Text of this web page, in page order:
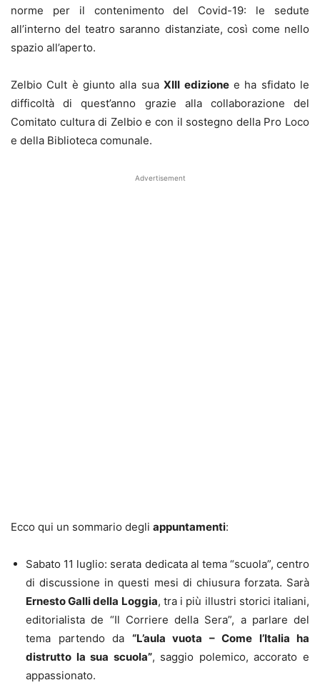
norme per il contenimento del Covid-19: le sedute
all’interno del teatro saranno distanziate, così come nello
spazio all’aperto.
Zelbio Cult è giunto alla suaXIII edizionee ha sfidato le
difficoltà di quest’anno grazie alla collaborazione del
Comitato cultura di Zelbio e con il sostegno della Pro Loco
e della Biblioteca comunale.
Advertisement
Ecco qui un sommario degli appuntamenti:
Sabato 11 luglio: serata dedicata al tema “scuola”, centro
di discussione in questi mesi di chiusura forzata. Sarà
Ernesto Galli della Loggia, tra i più illustri storici italiani,
editorialista de “Il Corriere della Sera”, a parlare del
tema partendo da “L’aula vuota – Come l’Italia ha
distrutto la sua scuola”, saggio polemico, accorato e
appassionato.